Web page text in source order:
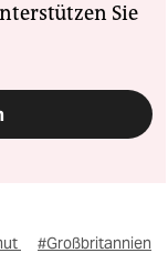
Sie
#Großbritannien